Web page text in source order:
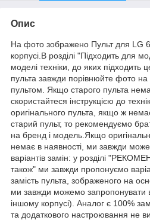
Опис
На фото зображено Пульт для LG
корпусі.В розділі "Підходить для
моделі техніки, до яких підходить
пульта завжди порівнюйте фото на
пультом. Якщо старого пульта
скористайтеся інструкцією до
оригінального пульта, якщо ж
старий пульт, то рекомендуємо
на бренд і модель.Якщо
немає в наявності, ми завжди
варіантів замін: у розділі
також" ми завжди пропонуємо
замість пульта, зображеного на
ми завжди можемо запропонувати
іншому корпусі). Аналог є 100%
та додаткового настроювання не